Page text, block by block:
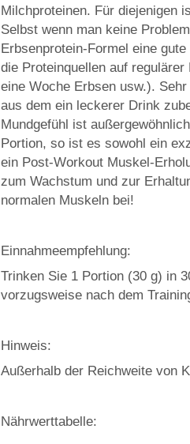
Milchproteinen. Für diejenigen
Selbst wenn man keine
Erbsenprotein-Formel eine
die Proteinquellen auf
eine Woche Erbsen usw.).
aus dem ein leckerer Drink
Mundgefühl ist
Portion, so ist es sowohl ein
ein Post-Workout Muskel-
zum Wachstum und zur
normalen Muskeln bei!
Einnahmeempfehlung:
Trinken Sie 1 Portion (30 g) in
vorzugsweise nach dem
Hinweis:
Außerhalb der Reichweite von
Nährwerttabelle: